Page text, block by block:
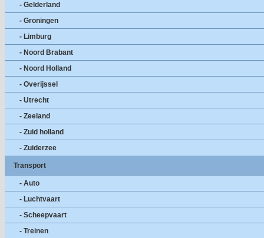
- Gelderland
- Groningen
- Limburg
- Noord Brabant
- Noord Holland
- Overijssel
- Utrecht
- Zeeland
- Zuid holland
- Zuiderzee
Transport
- Auto
- Luchtvaart
- Scheepvaart
- Treinen